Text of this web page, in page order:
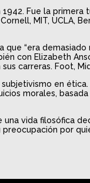
Fue la
MIT, UCLA,
“era
con Elizabeth
carreras. Foot,
en ética.
morales,
vida filosófica
por